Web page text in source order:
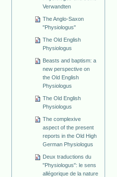
Verwandten
The Anglo-Saxon
"Physiologus"
The Old English
Physiologus
Beasts and baptism: a
new perspective on
the Old English
Physiologus
The Old English
Physiologus
The complexive
aspect of the present
reports in the Old High
German Physiologus
Deux traductions du
"Physiologus": le sens
allégorique de la nature